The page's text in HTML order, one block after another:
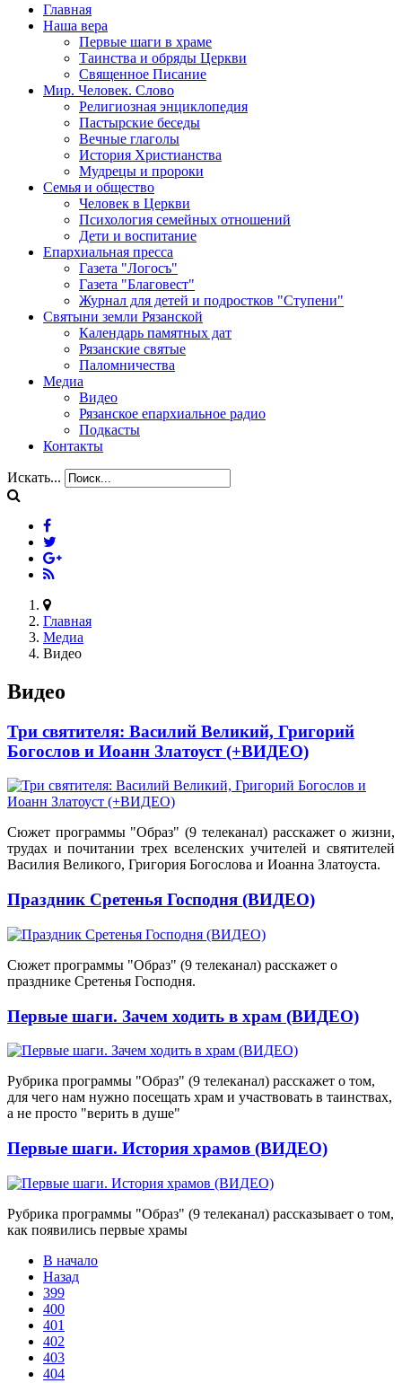
Главная
Наша вера
Первые шаги в храме
Таинства и обряды Церкви
Священное Писание
Мир. Человек. Слово
Религиозная энциклопедия
Пастырские беседы
Вечные глаголы
История Христианства
Мудрецы и пророки
Семья и общество
Человек в Церкви
Психология семейных отношений
Дети и воспитание
Епархиальная пресса
Газета "Логосъ"
Газета "Благовест"
Журнал для детей и подростков "Ступени"
Святыни земли Рязанской
Календарь памятных дат
Рязанские святые
Паломничества
Медиа
Видео
Рязанское епархиальное радио
Подкасты
Контакты
Искать...
Главная
Медиа
Видео
Видео
Три святителя: Василий Великий, Григорий
Богослов и Иоанн Златоуст (+ВИДЕО)
Сюжет программы "Образ" (9 телеканал) расскажет о жизни,
трудах и почитании трех вселенских учителей и святителей
Василия Великого, Григория Богослова и Иоанна Златоуста.
Праздник Сретенья Господня (ВИДЕО)
Сюжет программы "Образ" (9 телеканал) расскажет о
празднике Сретенья Господня.
Первые шаги. Зачем ходить в храм (ВИДЕО)
Рубрика программы "Образ" (9 телеканал) расскажет о том,
для чего нам нужно посещать храм и участвовать в таинствах,
а не просто "верить в душе"
Первые шаги. История храмов (ВИДЕО)
Рубрика программы "Образ" (9 телеканал) рассказывает о том,
как появились первые храмы
В начало
Назад
399
400
401
402
403
404